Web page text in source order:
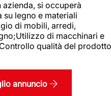
azienda, si occuperà
legno e materiali
di mobili, arredi,
di macchinari e
qualità del prodotto
annuncio